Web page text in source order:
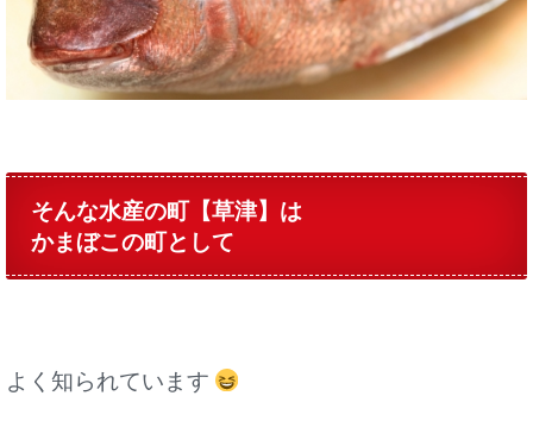
そんな水産の町【草津】は
かまぼこの町として
よく知られています